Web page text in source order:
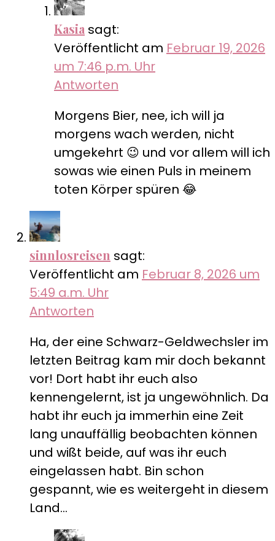
Kasia sagt:
Veröffentlicht am Februar 19, 2026
um 7:46 p.m. Uhr
Antworten
Morgens Bier, nee, ich will ja
morgens wach werden, nicht
umgekehrt 😉 und vor allem will ich
sowas wie einen Puls in meinem
toten Körper spüren 😂
sinnlosreisen sagt:
Veröffentlicht am Februar 8, 2026 um
5:49 a.m. Uhr
Antworten
Ha, der eine Schwarz-Geldwechsler im
letzten Beitrag kam mir doch bekannt
vor! Dort habt ihr euch also
kennengelernt, ist ja ungewöhnlich. Da
habt ihr euch ja immerhin eine Zeit
lang unauffällig beobachten können
und wißt beide, auf was ihr euch
eingelassen habt. Bin schon
gespannt, wie es weitergeht in diesem
Land…